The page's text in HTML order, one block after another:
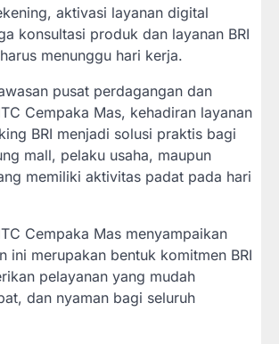
aktivasi layanan digital
konsultasi produk dan layanan BRI
menunggu hari kerja.
pusat perdagangan dan
Cempaka Mas, kehadiran layanan
BRI menjadi solusi praktis bagi
mall, pelaku usaha, maupun
memiliki aktivitas padat pada hari
Cempaka Mas menyampaikan
ini merupakan bentuk komitmen BRI
pelayanan yang mudah
dan nyaman bagi seluruh